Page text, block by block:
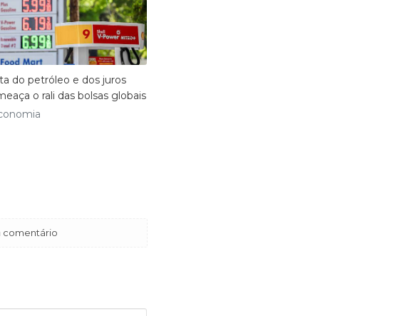
do petróleo e dos juros
o rali das bolsas globais
comentário